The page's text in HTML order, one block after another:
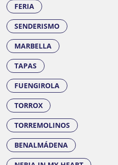
FERIA
SENDERISMO
MARBELLA
TAPAS
FUENGIROLA
TORROX
TORREMOLINOS
BENALMÁDENA